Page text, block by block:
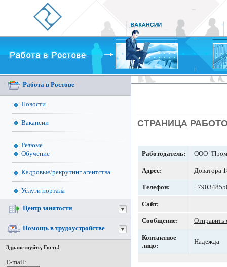
Работа в Ростове
Новости
Вакансии
Резюме
Обучение
Кадровые/рекрутинг агентства
Услуги портала
Центр занятости
Помощь в трудоустройстве
Здравствуйте, Гость!
E-mail:
СТРАНИЦА
Работодатель: ООО
Адрес: Доватора
Телефон:
Сайт:
Сообщение: Отправить
Контактное
лицо:
Надежда